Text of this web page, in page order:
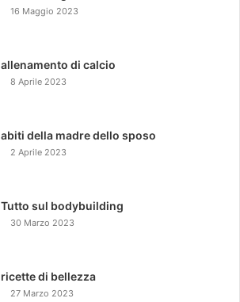
16 Maggio 2023
allenamento di calcio
8 Aprile 2023
abiti della madre dello sposo
2 Aprile 2023
Tutto sul bodybuilding
30 Marzo 2023
ricette di bellezza
27 Marzo 2023